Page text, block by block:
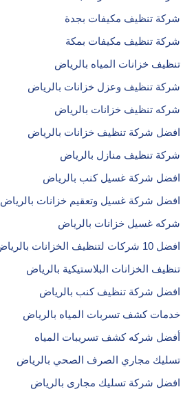
شركة تنظيف مكيفات بجدة
شركة تنظيف مكيفات بمكة
تنظيف خزانات المياه بالرياض
شركة تنظيف وعزل خزانات بالرياض
شركه تنظيف خزانات بالرياض
افضل شركة تنظيف خزانات بالرياض
شركة تنظيف منازل بالرياض
افضل شركة غسيل كنب بالرياض
افضل شركة غسيل وتعقيم خزانات بالرياض
شركه غسيل خزانات بالرياض
افضل 10 شركات لتنظيف الخزانات بالرياض
تنظيف الخزانات البلاستيكية بالرياض
افضل شركة تنظيف كنب بالرياض
خدمات كشف تسربات المياه بالرياض
أفضل شركه كشف تسريبات المياه
تسليك مجاري الصرف الصحي بالرياض
افضل شركة تسليك مجارى بالرياض